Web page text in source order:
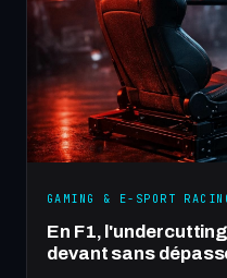
GAMING & E-SPORT
En F1,
devant sans